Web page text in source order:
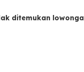
ditemukan